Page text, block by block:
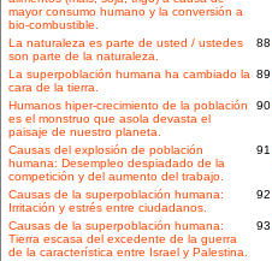
mayor consumo humano y la conversión a
bio-combustible.
La naturaleza es parte de usted / ustedes
son parte de la naturaleza.
88
La superpoblación humana ha cambiado la
cara de la tierra.
89
Humanos hiper-crecimiento de la población
es el monstruo que asola devasta el
paisaje de nuestro planeta.
90
Causas del explosión de población
humana: Desempleo despiadado de la
competición y del aumento del trabajo.
91
Causas de la superpoblación humana:
Irritación y estrés entre ciudadanos.
92
Causas de la superpoblación humana:
Tierra escasa del excedente de la guerra
de la característica entre Israel y Palestina.
93